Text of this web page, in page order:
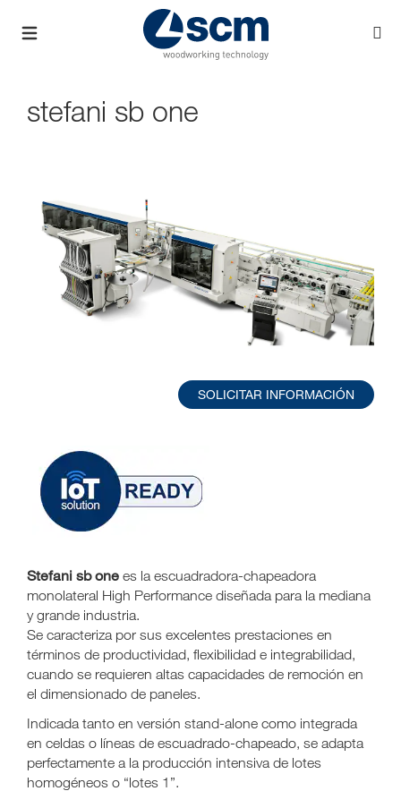
stefani sb one
SOLICITAR INFORMACIÓN
Stefani sb one es la escuadradora-chapeadora
monolateral High Performance diseñada para la mediana
y grande industria.
Se caracteriza por sus excelentes prestaciones en
términos de productividad, flexibilidad e integrabilidad,
cuando se requieren altas capacidades de remoción en
el dimensionado de paneles.
Indicada tanto en versión stand-alone como integrada
en celdas o líneas de escuadrado-chapeado, se adapta
perfectamente a la producción intensiva de lotes
homogéneos o “lotes 1”.